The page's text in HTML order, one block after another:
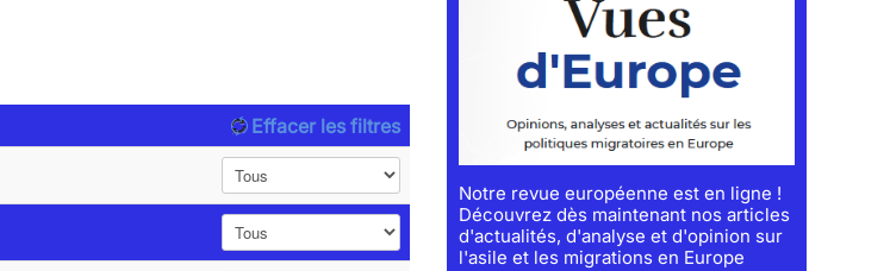
Effacer les filtres
Notre revue européenne est en ligne !
Découvrez dès maintenant nos articles
d'actualités, d'analyse et d'opinion sur
l'asile et les migrations en Europe